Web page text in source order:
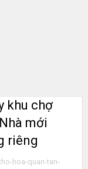
khu chợ
mới
riêng
hoa-quan-tan-